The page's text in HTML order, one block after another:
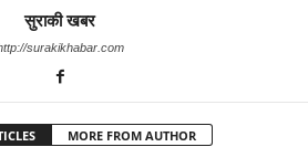
सुराकी खबर
surakikhabar.com
MORE FROM AUTHOR